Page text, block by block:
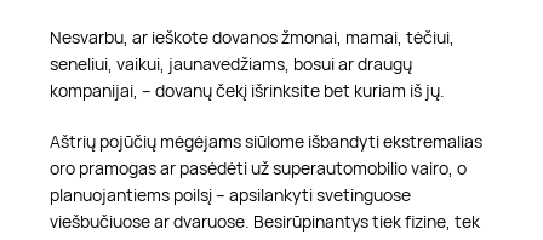
Nesvarbu, ar ieškote dovanos žmonai, mamai, tėčiui,
seneliui, vaikui, jaunavedžiams, bosui ar draugų
kompanijai, – dovanų čekį išrinksite bet kuriam iš jų.
Aštrių pojūčių mėgėjams siūlome išbandyti ekstremalias
oro pramogas ar pasėdėti už superautomobilio vairo, o
planuojantiems poilsį – apsilankyti svetinguose
viešbučiuose ar dvaruose. Besirūpinantys tiek fizine, tek